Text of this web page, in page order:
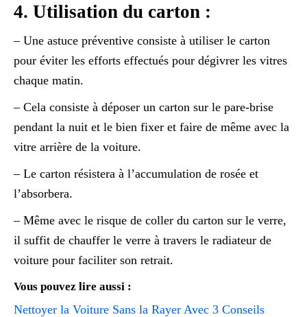
4. Utilisation du carton :
– Une astuce préventive consiste à utiliser le carton
pour éviter les efforts effectués pour dégivrer les vitres
chaque matin.
– Cela consiste à déposer un carton sur le pare-brise
pendant la nuit et le bien fixer et faire de même avec la
vitre arrière de la voiture.
– Le carton résistera à l’accumulation de rosée et
l’absorbera.
– Même avec le risque de coller du carton sur le verre,
il suffit de chauffer le verre à travers le radiateur de
voiture pour faciliter son retrait.
Vous pouvez lire aussi :
Nettoyer la Voiture Sans la Rayer Avec 3 Conseils